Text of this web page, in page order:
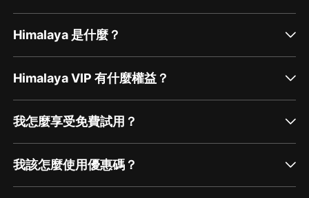
Himalaya 是什麼？
Himalaya VIP 有什麼權益？
我怎麼享受免費試用？
我該怎麼使用優惠碼？